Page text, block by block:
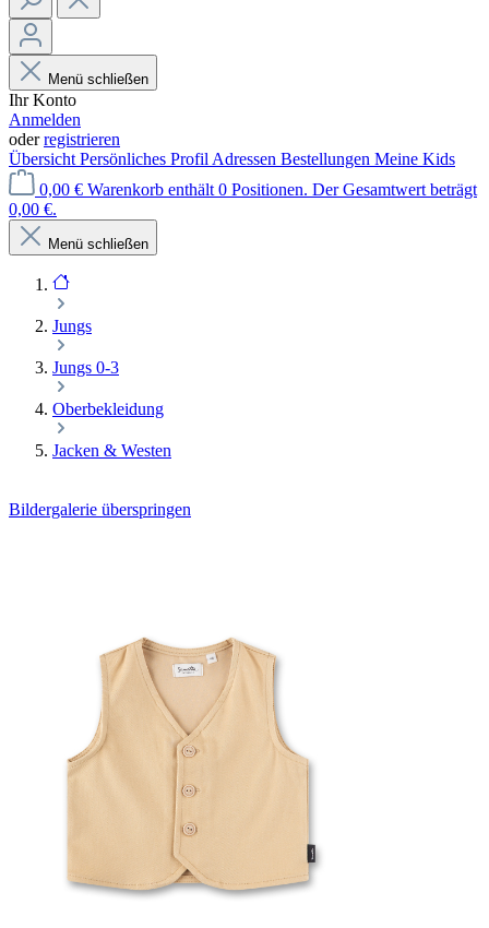
Menü schließen
Ihr Konto
Anmelden
oderregistrieren
Übersicht Persönliches Profil Adressen Bestellungen Meine Kids
0,00 € Warenkorb enthält 0 Positionen. Der Gesamtwert beträgt
0,00 €.
Menü schließen
Jungs
Jungs 0-3
Oberbekleidung
Jacken & Westen
Bildergalerie überspringen